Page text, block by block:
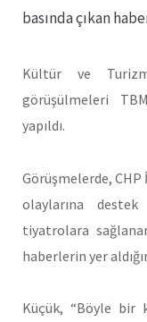
basında çıkan
Kültür ve Turizm
görüşülmeleri
yapıldı.
Görüşmelerde,
olaylarına
tiyatrolara
haberlerin yer
Küçük, “Böyle bir